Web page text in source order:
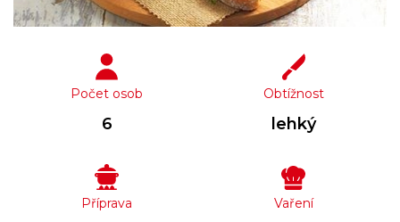
Počet osob
6
Obtížnost
lehký
Příprava Vaření